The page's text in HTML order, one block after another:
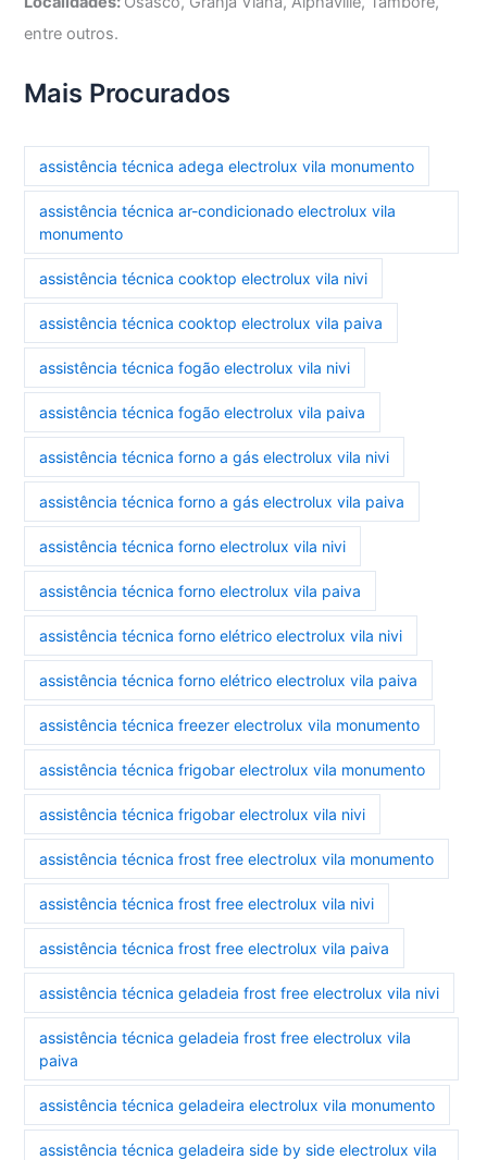
entre outros.
Mais Procurados
assistência técnica adega electrolux vila monumento
assistência técnica ar-condicionado electrolux vila
monumento
assistência técnica cooktop electrolux vila nivi
assistência técnica cooktop electrolux vila paiva
assistência técnica fogão electrolux vila nivi
assistência técnica fogão electrolux vila paiva
assistência técnica forno a gás electrolux vila nivi
assistência técnica forno a gás electrolux vila paiva
assistência técnica forno electrolux vila nivi
assistência técnica forno electrolux vila paiva
assistência técnica forno elétrico electrolux vila nivi
assistência técnica forno elétrico electrolux vila paiva
assistência técnica freezer electrolux vila monumento
assistência técnica frigobar electrolux vila monumento
assistência técnica frigobar electrolux vila nivi
assistência técnica frost free electrolux vila monumento
assistência técnica frost free electrolux vila nivi
assistência técnica frost free electrolux vila paiva
assistência técnica geladeia frost free electrolux vila nivi
assistência técnica geladeia frost free electrolux vila
paiva
assistência técnica geladeira electrolux vila monumento
assistência técnica geladeira side by side electrolux vila